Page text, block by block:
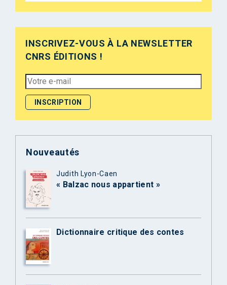
INSCRIVEZ-VOUS À LA NEWSLETTER
CNRS ÉDITIONS !
Nouveautés
Judith Lyon-Caen
« Balzac nous appartient »
Dictionnaire critique des contes